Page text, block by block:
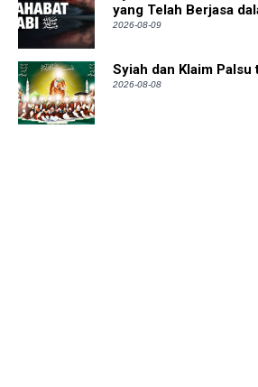
yang Telah Berjasa
2026-08-09
Syiah dan Klaim
2026-08-08